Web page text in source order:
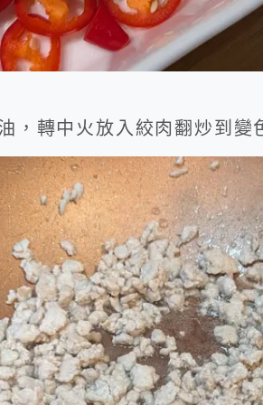
，轉中火放入絞肉翻炒到變